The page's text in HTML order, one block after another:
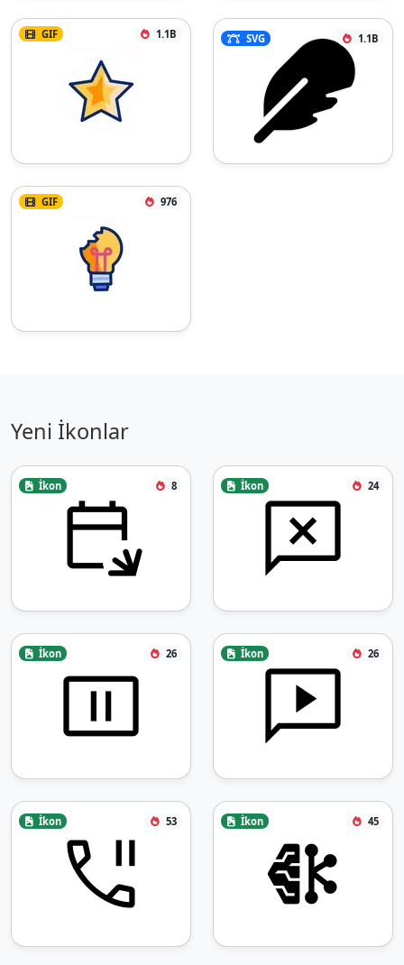
GIF 1.1B SVG 1.1B
GIF 976
Yeni İkonlar
İkon 8 İkon 24
İkon 26 İkon 26
İkon 53 İkon 45